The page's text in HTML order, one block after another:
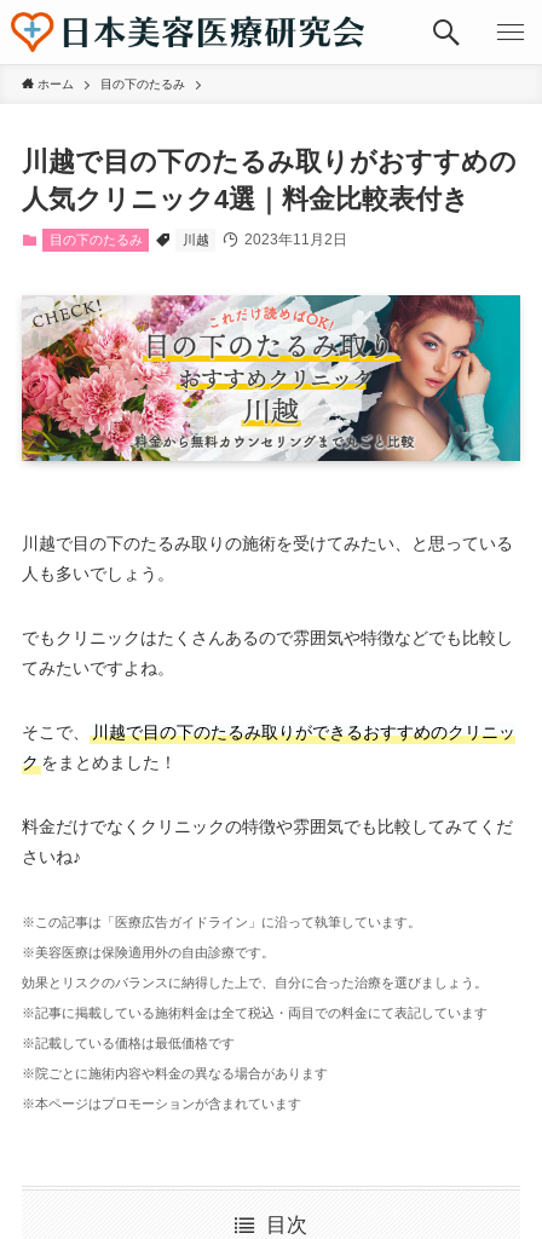
ホーム 目の下のたるみ
川越で目の下のたるみ取りがおすすめの
人気クリニック4選｜料金比較表付き
目の下のたるみ 川越 2023年11月2日
川越で目の下のたるみ取りの施術を受けてみたい、と思っている
人も多いでしょう。
でもクリニックはたくさんあるので雰囲気や特徴などでも比較し
てみたいですよね。
そこで、
川越で目の下のたるみ取りができるおすすめのクリニッ
クをまとめました！
料金だけでなくクリニックの特徴や雰囲気でも比較してみてくだ
さいね♪
※この記事は「医療広告ガイドライン」に沿って執筆しています。
※美容医療は保険適用外の自由診療です。
効果とリスクのバランスに納得した上で、自分に合った治療を選びましょう。
※記事に掲載している施術料金は全て税込・両目での料金にて表記しています
※記載している価格は最低価格です
※院ごとに施術内容や料金の異なる場合があります
※本ページはプロモーションが含まれています
目次